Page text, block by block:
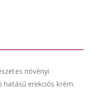
növényi
erekciós krém.